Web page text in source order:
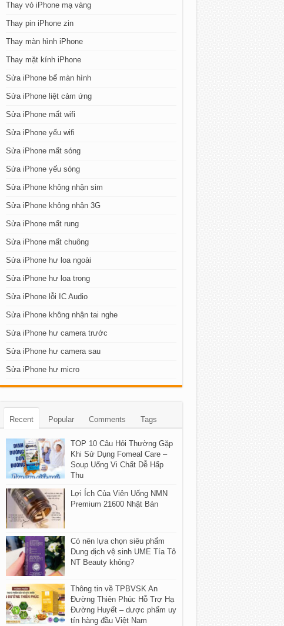
Thay vỏ iPhone mạ vàng
Thay pin iPhone zin
Thay màn hình iPhone
Thay mặt kính iPhone
Sửa iPhone bể màn hình
Sửa iPhone liệt cảm ứng
Sửa iPhone mất wifi
Sửa iPhone yếu wifi
Sửa iPhone mất sóng
Sửa iPhone yếu sóng
Sửa iPhone không nhận sim
Sửa iPhone không nhận 3G
Sửa iPhone mất rung
Sửa iPhone mất chuông
Sửa iPhone hư loa ngoài
Sửa iPhone hư loa trong
Sửa iPhone lỗi IC Audio
Sửa iPhone không nhận tai nghe
Sửa iPhone hư camera trước
Sửa iPhone hư camera sau
Sửa iPhone hư micro
Recent Popular Comments Tags
TOP 10 Câu Hỏi Thường Gặp
Khi Sử Dụng Fomeal Care –
Soup Uống Vi Chất Dễ Hấp
Thu
Lợi Ích Của Viên Uống NMN
Premium 21600 Nhật Bản
Có nên lựa chọn siêu phẩm
Dung dịch vệ sinh UME Tía Tô
NT Beauty không?
Thông tin về TPBVSK An
Đường Thiên Phúc Hỗ Trợ Hạ
Đường Huyết – dược phẩm uy
tín hàng đầu Việt Nam